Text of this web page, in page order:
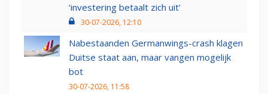
‘investering betaalt zich uit’
30-07-2026, 12:10
Nabestaanden Germanwings-crash klagen
Duitse staat aan, maar vangen mogelijk
bot
30-07-2026, 11:58